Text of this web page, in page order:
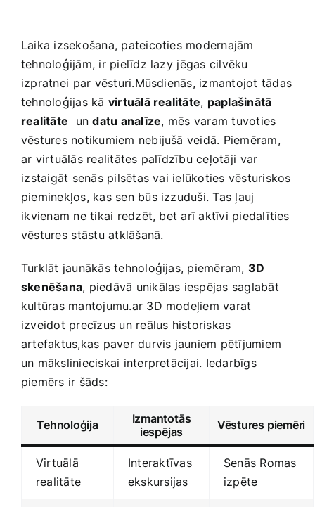
Laika izsekošana, pateicoties modernajām
tehnoloģijām, ir pielīdz lazy ⁣jēgas cilvēku
izpratnei ⁣par vēsturi.Mūsdienās, izmantojot tādas
tehnoloģijas kā virtuālā‌ realitāte, paplašinātā
realitāte ​ undatu analīze, mēs ⁤varam tuvoties
vēstures notikumiem nebijušā veidā.​ Piemēram,​
ar virtuālās realitātes palīdzību ceļotāji⁤ var
⁤izstaigāt senās pilsētas vai ielūkoties vēsturiskos
​pieminekļos, kas sen būs izzuduši.‌ Tas ļauj
⁣ikvienam ne tikai redzēt, bet arī‍ aktīvi piedalīties
vēstures⁣ stāstu atklāšanā.
Turklāt jaunākās tehnoloģijas, piemēram,⁤ 3D
skenēšana, piedāvā unikālas iespējas saglabāt
kultūras mantojumu.ar‍ 3D modeļiem varat
izveidot precīzus un‌ reālus​ historiskas
artefaktus,kas paver durvis jauniem pētījumiem
un mākslinieciskai interpretācijai. Iedarbīgs⁢
piemērs ir šāds:
Tehnoloģija
Izmantotās
iespējas
Vēstures piemēri
Virtuālā
realitāte
Interaktīvas
ekskursijas
Senās Romas
izpēte